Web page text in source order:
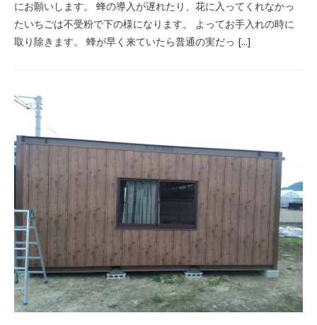
にお願いします。 蜂の導入が遅れたり、花に入ってくれなかっ
たいちごは不受粉で下の様になります。 よってお手入れの時に
取り除きます。 蜂が早く来ていたら普通の実だっ […]